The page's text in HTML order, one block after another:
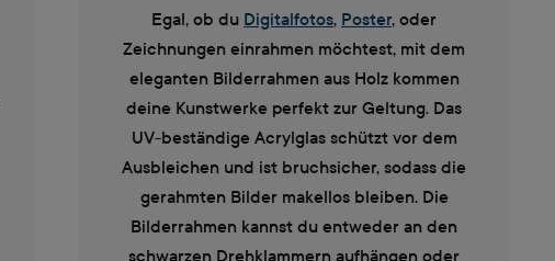
Egal, ob du Digitalfotos, Poster, oder
Zeichnungen einrahmen möchtest, mit dem
eleganten Bilderrahmen aus Holz kommen
deine Kunstwerke perfekt zur Geltung. Das
UV-beständige Acrylglas schützt vor dem
Ausbleichen und ist bruchsicher, sodass die
gerahmten Bilder makellos bleiben. Die
Bilderrahmen kannst du entweder an den
schwarzen Drehklammern aufhängen oder